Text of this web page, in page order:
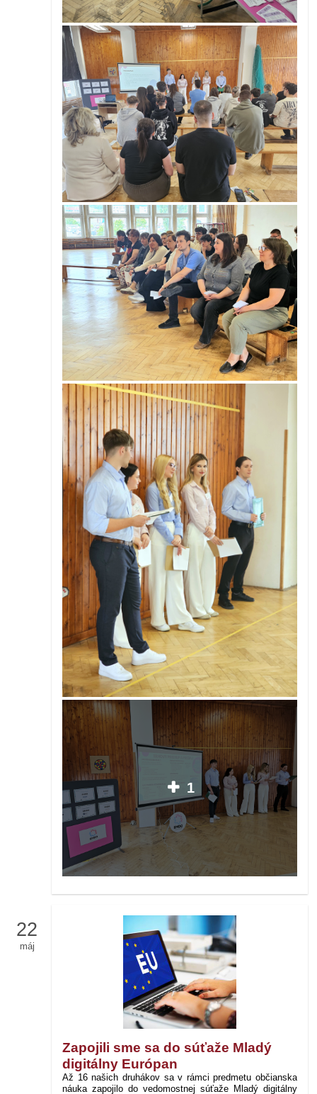
1
22
máj
Zapojili sme sa do súťaže Mladý
digitálny Európan
Až 16 našich druhákov sa v rámci predmetu občianska
náuka zapojilo do vedomostnej súťaže Mladý digitálny